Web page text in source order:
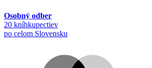
Osobný odber
20 kníhkupectiev
po celom Slovensku